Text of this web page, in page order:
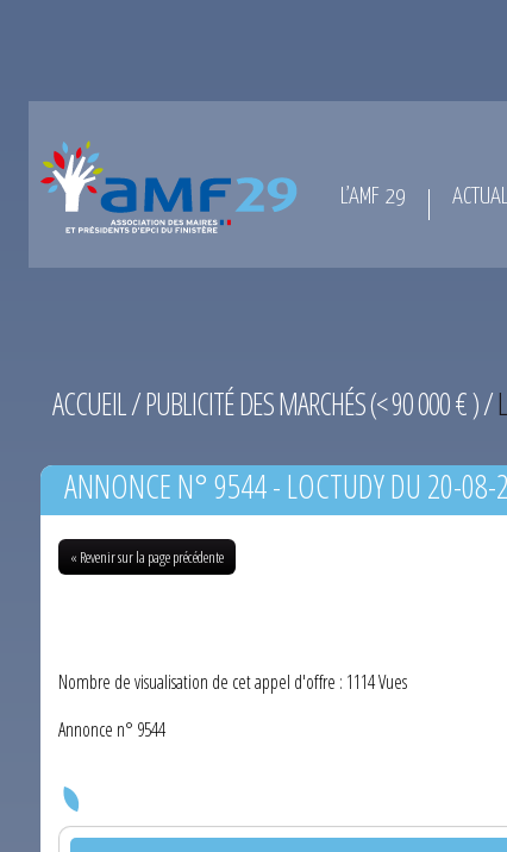
L’AMF 29
ACCUEIL/PUBLICITÉ DES MARCHÉS (< 90 000 € )/
ANNONCE N° 9544 - LOCTUDY DU 20-
« Revenir sur la page précédente
Nombre de visualisation de cet appel d'offre : 1114 Vues
Annonce n° 9544